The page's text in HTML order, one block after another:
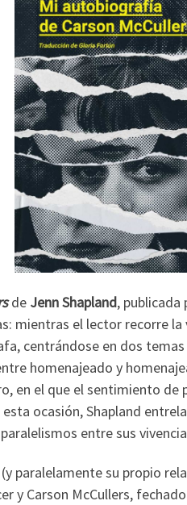
de Jenn Shapland, publicada
mientras el lector recorre
centrándose en dos
homenajeado y
en el que el sentimiento de
ocasión, Shapland
entre sus
paralelamente su propio
y Carson McCullers,